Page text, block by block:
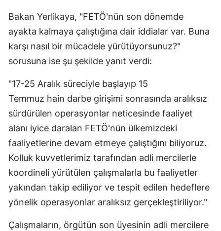
İstanbul
Kayseri
Kırklareli
Kırşehir
Kocaeli
Konya
Kütahya
Malatya
Bakan Yerlikaya, "FETÖ'nün son dönemde
ayakta kalmaya çalıştığına dair iddialar var. Buna
karşı nasıl bir mücadele yürütüyorsunuz?"
sorusuna ise şu şekilde yanıt verdi:
"17-25 Aralık süreciyle başlayıp 15
Temmuz hain darbe girişimi sonrasında aralıksız
sürdürülen operasyonlar neticesinde faaliyet
alanı iyice daralan FETÖ'nün ülkemizdeki
faaliyetlerine devam etmeye çalıştığını biliyoruz.
Kolluk kuvvetlerimiz tarafından adli mercilerle
koordineli yürütülen çalışmalarla bu faaliyetler
yakından takip ediliyor ve tespit edilen hedeflere
yönelik operasyonlar aralıksız gerçekleştiriliyor."
Çalışmaların, örgütün son üyesinin adli mercilere